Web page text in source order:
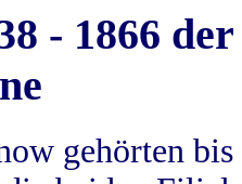
- 1866
gehörten